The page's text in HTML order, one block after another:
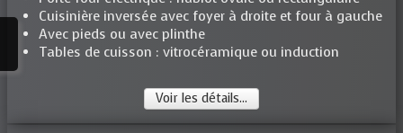
Cuisinière inversée avec foyer à droite et four à gauche
Avec pieds ou avec plinthe
Tables de cuisson : vitrocéramique ou induction
Voir les détails...